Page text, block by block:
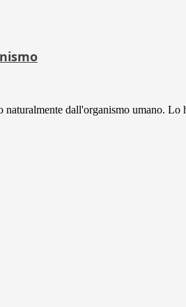
dall'organismo umano. Lo